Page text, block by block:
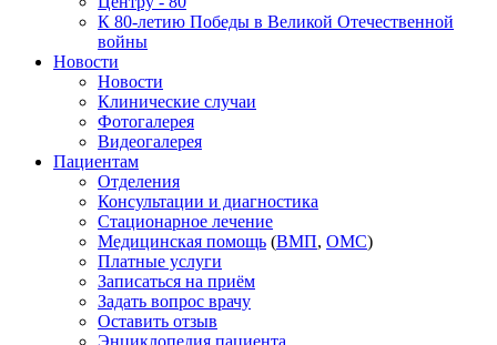
К 80-летию Победы в Великой Отечественной
войны
Новости
Новости
Клинические случаи
Фотогалерея
Видеогалерея
Пациентам
Отделения
Консультации и диагностика
Стационарное лечение
Медицинская помощь (ВМП, ОМС)
Платные услуги
Записаться на приём
Задать вопрос врачу
Оставить отзыв
Энциклопедия пациента